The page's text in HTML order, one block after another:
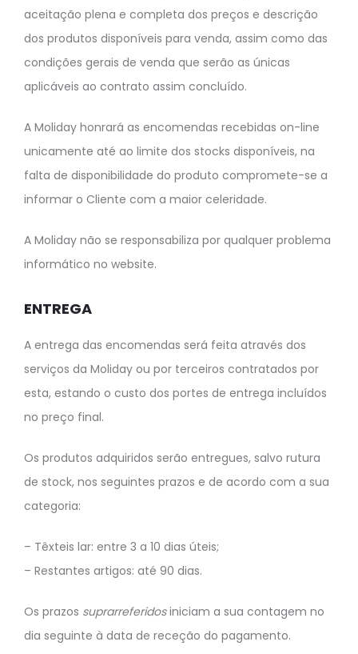
aceitação plena e completa dos preços e descrição
dos produtos disponíveis para venda, assim como das
condições gerais de venda que serão as únicas
aplicáveis ao contrato assim concluído.
A Moliday honrará as encomendas recebidas on-line
unicamente até ao limite dos stocks disponíveis, na
falta de disponibilidade do produto compromete-se a
informar o Cliente com a maior celeridade.
A Moliday não se responsabiliza por qualquer problema
informático no website.
ENTREGA
A entrega das encomendas será feita através dos
serviços da Moliday ou por terceiros contratados por
esta, estando o custo dos portes de entrega incluídos
no preço final.
Os produtos adquiridos serão entregues, salvo rutura
de stock, nos seguintes prazos e de acordo com a sua
categoria:
– Têxteis lar: entre 3 a 10 dias úteis;
– Restantes artigos: até 90 dias.
Os prazos suprarreferidosiniciam a sua contagem no
dia seguinte à data de receção do pagamento.